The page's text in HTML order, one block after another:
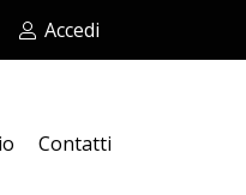
Accedi
Contatti